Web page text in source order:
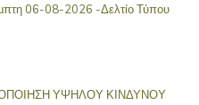
06-08-2026 -Δελτίο Τύπου
ΥΨΗΛΟΥ ΚΙΝΔΥΝΟΥ